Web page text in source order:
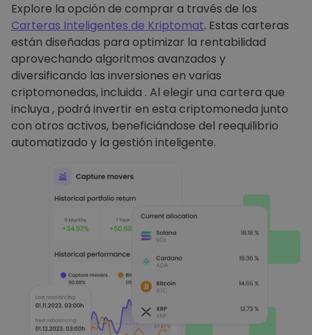
Explore la opción de comprar a través de los
Carteras Inteligentes de Kriptomat. Estas carteras
están diseñadas para optimizar la rentabilidad
aprovechando algoritmos avanzados y
diversificando las inversiones en varias
criptomonedas, incluida . Al elegir una cartera que
incluya , podrá invertir en esta criptomoneda junto
con otros activos, beneficiándose del reequilibrio
automatizado y la gestión inteligente.